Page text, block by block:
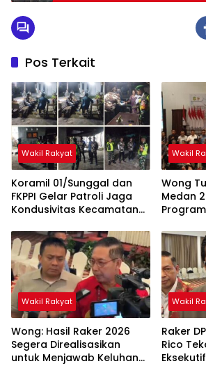
Pos Terkait
Wakil Rakyat
Koramil 01/Sunggal dan
FKPPI Gelar Patroli Jaga
Kondusivitas Kecamatan
Wakil
Wong
Medan
Wakil Rakyat
Wong: Hasil Raker 2026
Segera Direalisasikan
untuk Menjawab Keluhan
Wakil
Raker
Rico